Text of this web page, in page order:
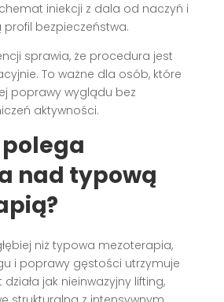
iniekcji z dala od naczyń i
bezpieczeństwa.
sprawia, że procedura jest
To ważne dla osób, które
poprawy wyglądu bez
aktywności.
nad typową
niż typowa mezoterapia,
i poprawy gęstości utrzymuje
działa jak nieinwazyjny lifting,